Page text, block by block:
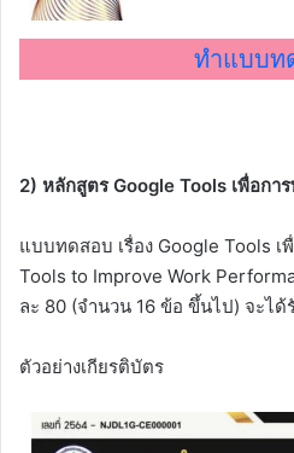
ทำแบบท
2) หลักสูตร Google Tools เพื่อกา
แบบทดสอบ เรื่อง Google Tools
Tools to Improve Work
ละ 80 (จำนวน 16 ข้อ ขึ้นไป) จะไ
ตัวอย่างเกียรติบัตร